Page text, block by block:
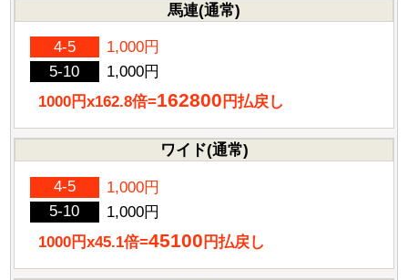
馬連(通常)
4-5
1,000円
5-10
1,000円
1000円x162.8倍=162800 円払戻し
ワイド(通常)
4-5
1,000円
5-10
1,000円
1000円x45.1倍=45100 円払戻し